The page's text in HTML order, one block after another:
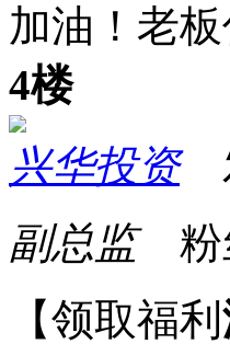
加油！老
4楼
兴华投资
副总监粉
【领取福利